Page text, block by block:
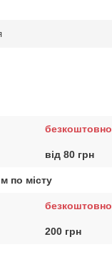
безкоштовно
від 80 грн
по місту
безкоштовно
200 грн